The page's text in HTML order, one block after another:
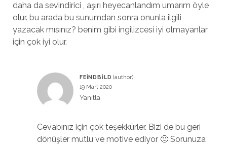
daha da sevindirici , aşırı heyecanlandım umarım öyle
olur. bu arada bu sunumdan sonra onunla ilgili
yazacak mısınız? benim gibi ingilizcesi iyi olmayanlar
için çok iyi olur.
FEINDBILD
19 Mart 2020
Yanıtla
Cevabınız için çok teşekkürler. Bizi de bu geri
dönüşler mutlu ve motive ediyor 🙂 Sorunuza